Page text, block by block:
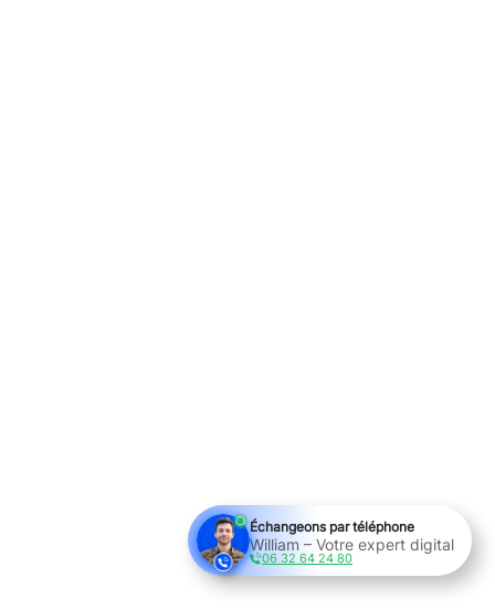
Échangeons par téléphone
William – Votre expert digital
06 32 64 24 80